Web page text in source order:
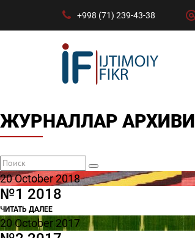
+998 (71) 239-43-38
ЖУРНАЛЛАР АРХИВИ
20 October 2018
№1 2018
ЧИТАТЬ ДАЛЕЕ
20 October 2017